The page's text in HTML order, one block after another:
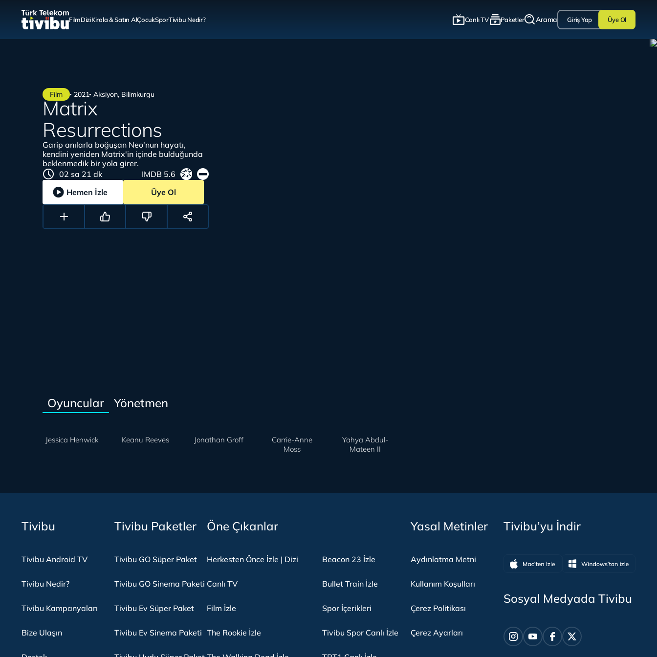
FilmDiziKirala & Satın AlÇocukSporTivibu Nedir? Canlı TV Paketler Arama Giriş Yap Üye Ol
Film 2021 Aksiyon, Bilimkurgu
Matrix
Resurrections
Garip anılarla boğuşan Neo'nun hayatı,
kendini yeniden Matrix'in içinde bulduğunda
beklenmedik bir yola girer.
02 sa 21 dk
IMDB 5.6
Hemen İzle
Üye Ol
Oyuncular Yönetmen
Jessica Henwick Keanu Reeves Jonathan Groff
Carrie-Anne
Moss
Yahya Abdul-
Mateen II
Tivibu
Tivibu Android TV
Tivibu Nedir?
Tivibu Kampanyaları
Bize Ulaşın
Tivibu Paketler
Tivibu GO Süper Paket
Tivibu GO Sinema Paketi
Tivibu Ev Süper Paket
Tivibu Ev Sinema Paketi
Öne Çıkanlar
Herkesten Önce İzle | Dizi
Canlı TV
Film İzle
The Rookie İzle
Beacon 23 İzle
Bullet Train İzle
Spor İçerikleri
Tivibu Spor Canlı İzle
Yasal Metinler
Aydınlatma Metni
Kullanım Koşulları
Çerez Politikası
Çerez Ayarları
Tivibu’yu İndir
Sosyal Medyada Tivibu